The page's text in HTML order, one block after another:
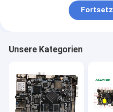
Unsere Kategorien